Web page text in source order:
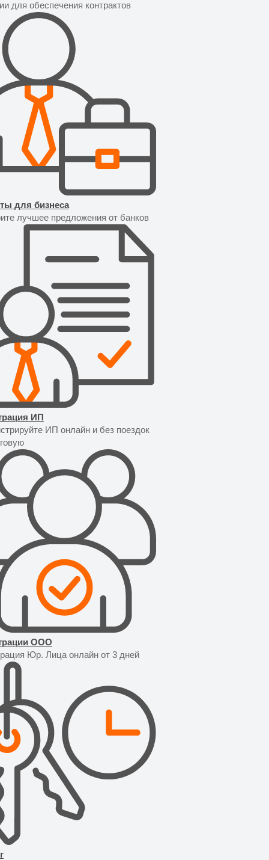
для обеспечения контрактов
для бизнеса
лучшее предложения от банков
ИП
ИП онлайн и без поездок
OOO
Юр. Лица онлайн от 3 дней